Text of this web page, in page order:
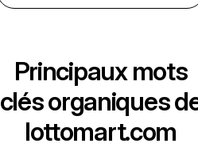
Principaux mots
clés organiques
lottomart.com